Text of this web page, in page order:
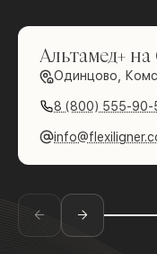
Альтамед+
Одинцово,
8 (800) 555-90-